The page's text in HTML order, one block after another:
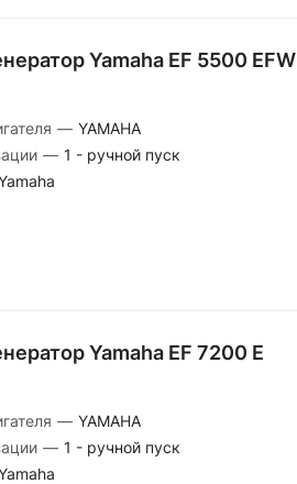
Yamaha EF 5500 EFW
— YAMAHA
— 1 - ручной пуск
Yamaha EF 7200 E
— YAMAHA
— 1 - ручной пуск